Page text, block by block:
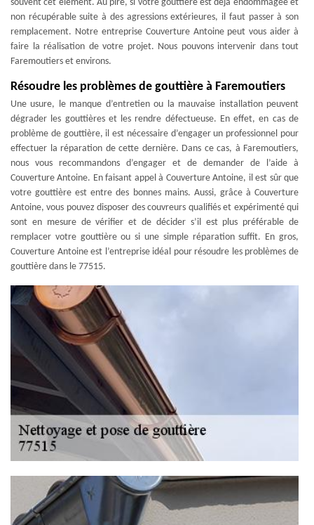
souvent cet élément. Au pire, si votre gouttière est déjà endommagée et
non récupérable suite à des agressions extérieures, il faut passer à son
remplacement. Notre entreprise Couverture Antoine peut vous aider à
faire la réalisation de votre projet. Nous pouvons intervenir dans tout
Faremoutiers et environs.
Résoudre les problèmes de gouttière à Faremoutiers
Une usure, le manque d’entretien ou la mauvaise installation peuvent
dégrader les gouttières et les rendre défectueuse. En effet, en cas de
problème de gouttière, il est nécessaire d’engager un professionnel pour
effectuer la réparation de cette dernière. Dans ce cas, à Faremoutiers,
nous vous recommandons d’engager et de demander de l’aide à
Couverture Antoine. En faisant appel à Couverture Antoine, il est sûr que
votre gouttière est entre des bonnes mains. Aussi, grâce à Couverture
Antoine, vous pouvez disposer des couvreurs qualifiés et expérimenté qui
sont en mesure de vérifier et de décider s’il est plus préférable de
remplacer votre gouttière ou si une simple réparation suffit. En gros,
Couverture Antoine est l’entreprise idéal pour résoudre les problèmes de
gouttière dans le 77515.